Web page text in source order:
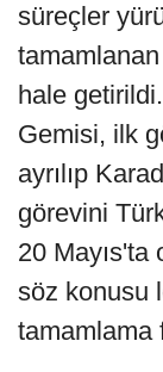
süreçler
hale
Gemisi, ilk
ayrılıp
görevini
20 Mayıs'ta
söz konusu
tamamlama